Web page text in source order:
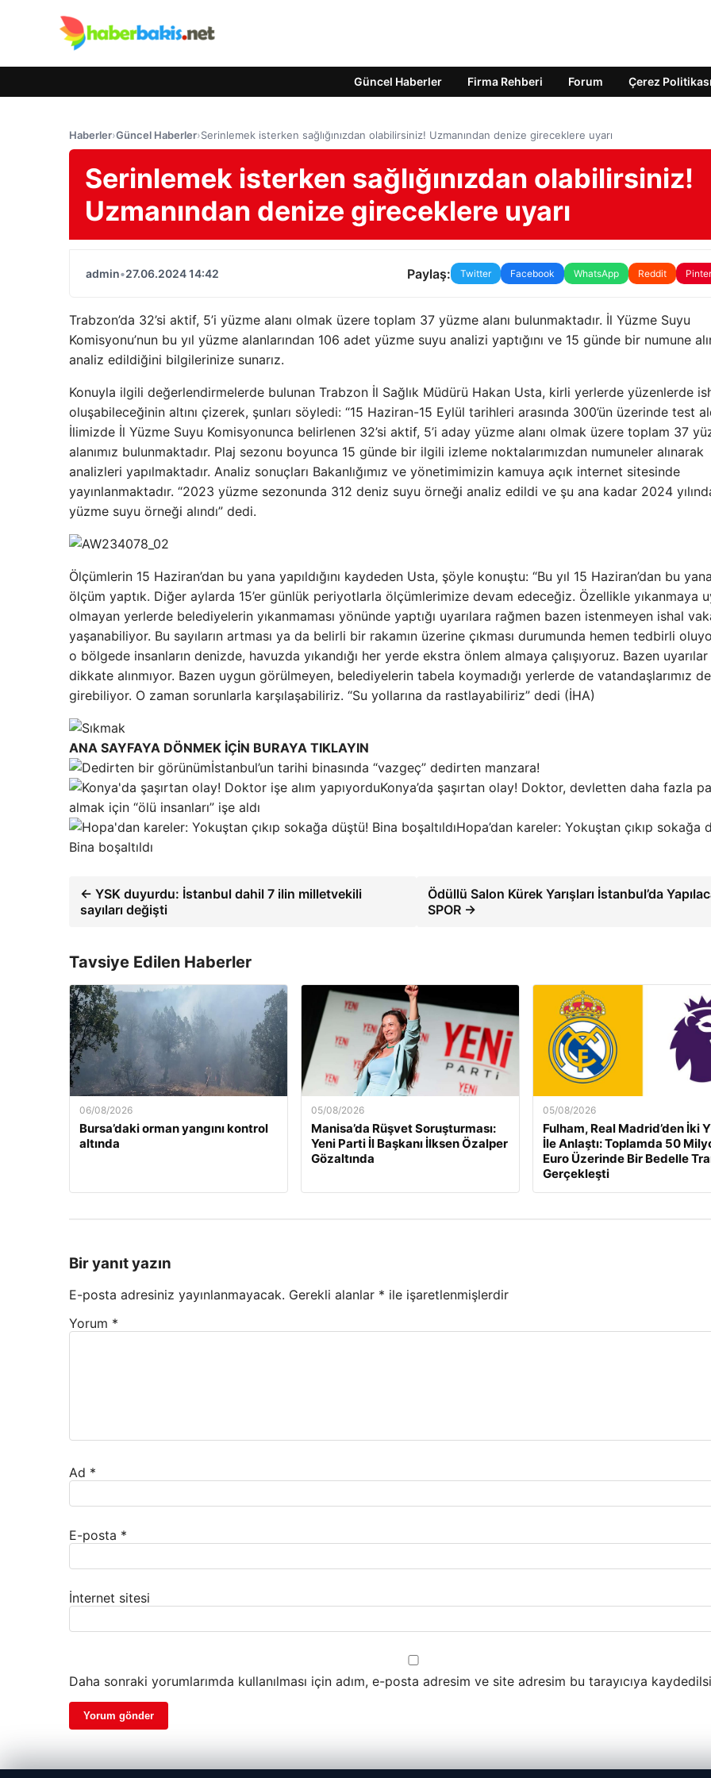
Güncel Haberler Firma Rehberi Forum Çerez Politikası
Haberler›Güncel Haberler›Serinlemek isterken sağlığınızdan olabilirsiniz! Uzmanından denize gireceklere uyarı
Serinlemek isterken sağlığınızdan olabilirsiniz!
Uzmanından denize gireceklere uyarı
admin•27.06.2024 14:42 Paylaş: Twitter Facebook WhatsApp Reddit
Trabzon’da 32’si aktif, 5’i yüzme alanı olmak üzere toplam 37 yüzme alanı bulunmaktadır. İl Yüzme Suyu
Komisyonu’nun bu yıl yüzme alanlarından 106 adet yüzme suyu analizi yaptığını ve 15 günde bir numune
analiz edildiğini bilgilerinize sunarız.
Konuyla ilgili değerlendirmelerde bulunan Trabzon İl Sağlık Müdürü Hakan Usta, kirli yerlerde yüzenlerde
oluşabileceğinin altını çizerek, şunları söyledi: “15 Haziran-15 Eylül tarihleri ​​arasında 300’ün üzerinde test
İlimizde İl Yüzme Suyu Komisyonunca belirlenen 32’si aktif, 5’i aday yüzme alanı olmak üzere toplam 37
alanımız bulunmaktadır. Plaj sezonu boyunca 15 günde bir ilgili izleme noktalarımızdan numuneler alınarak
analizleri yapılmaktadır. Analiz sonuçları Bakanlığımız ve yönetimimizin kamuya açık internet sitesinde
yayınlanmaktadır. “2023 yüzme sezonunda 312 deniz suyu örneği analiz edildi ve şu ana kadar 2024
yüzme suyu örneği alındı” dedi.
Ölçümlerin 15 Haziran’dan bu yana yapıldığını kaydeden Usta, şöyle konuştu: “Bu yıl 15 Haziran’dan bu
ölçüm yaptık. Diğer aylarda 15’er günlük periyotlarla ölçümlerimize devam edeceğiz. Özellikle yıkanmaya
olmayan yerlerde belediyelerin yıkanmaması yönünde yaptığı uyarılara rağmen bazen istenmeyen ishal
yaşanabiliyor. Bu sayıların artması ya da belirli bir rakamın üzerine çıkması durumunda hemen tedbirli
o bölgede insanların denizde, havuzda yıkandığı her yerde ekstra önlem almaya çalışıyoruz. Bazen uyarılar
dikkate alınmıyor. Bazen uygun görülmeyen, belediyelerin tabela koymadığı yerlerde de vatandaşlarımız
girebiliyor. O zaman sorunlarla karşılaşabiliriz. “Su yollarına da rastlayabiliriz” dedi (İHA)
ANA SAYFAYA DÖNMEK İÇİN BURAYA TIKLAYIN
İstanbul’un tarihi binasında “vazgeç” dedirten manzara!
Konya’da şaşırtan olay! Doktor, devletten daha fazla
almak için “ölü insanları” işe aldı
Hopa’dan kareler: Yokuştan çıkıp sokağa
Bina boşaltıldı
← YSK duyurdu: İstanbul dahil 7 ilin milletvekili
sayıları değişti
Ödüllü Salon Kürek Yarışları İstanbul’da
SPOR →
Tavsiye Edilen Haberler
06/08/2026
Bursa’daki orman yangını kontrol
altında
05/08/2026
Manisa’da Rüşvet Soruşturması:
Yeni Parti İl Başkanı İlksen Özalper
Gözaltında
05/08/2026
Fulham, Real Madrid’den İki
İle Anlaştı: Toplamda 50
Euro Üzerinde Bir Bedelle
Gerçekleşti
Bir yanıt yazın
E-posta adresiniz yayınlanmayacak. Gerekli alanlar * ile işaretlenmişlerdir
Yorum *
Ad *
E-posta *
İnternet sitesi
Daha sonraki yorumlarımda kullanılması için adım, e-posta adresim ve site adresim bu tarayıcıya